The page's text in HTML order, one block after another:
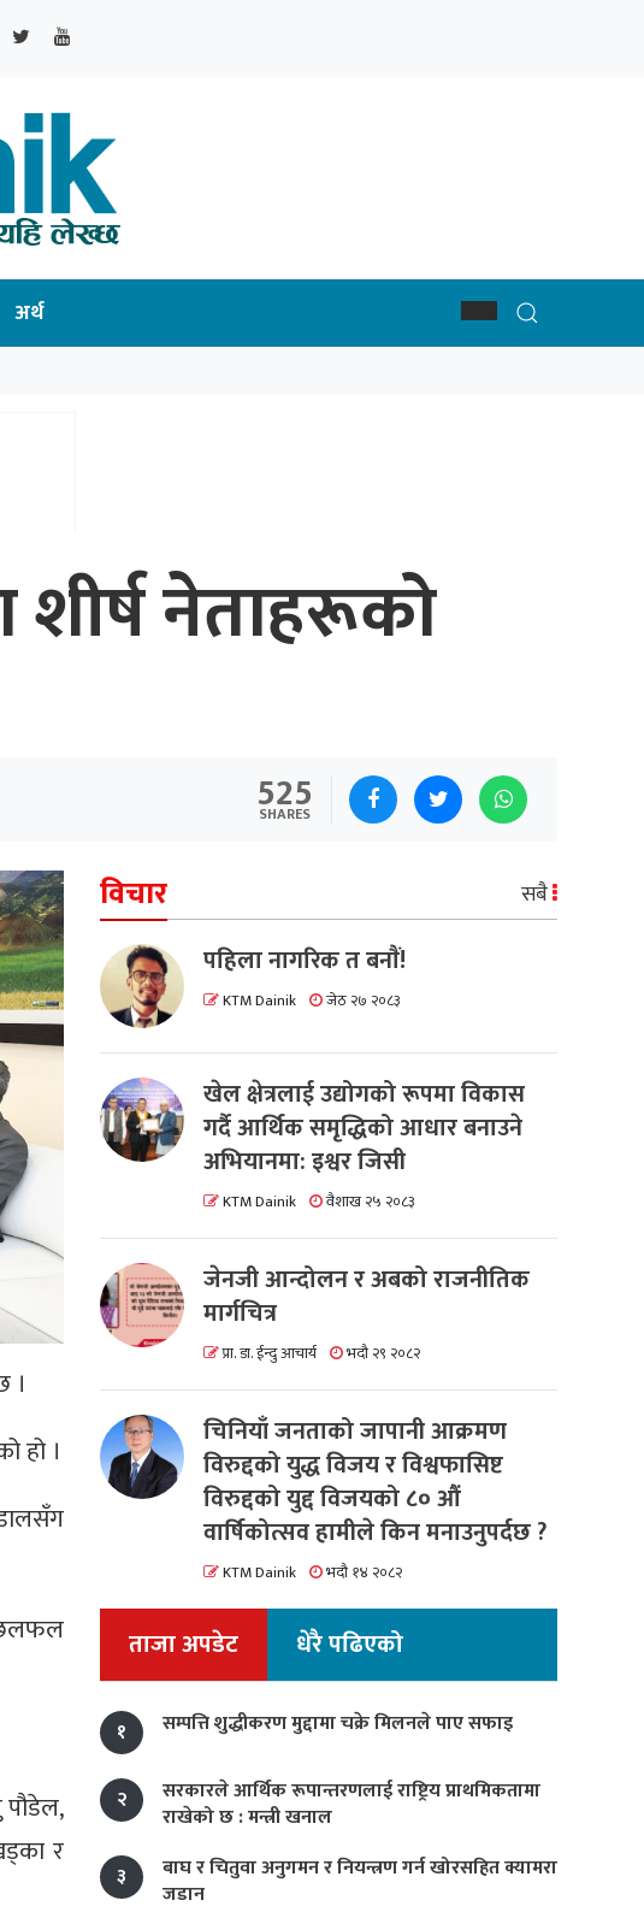
अर्थ
नेताहरूको
525
SHARES
।
हो ।
छलफल
पौडेल,
र
विचार सबै
पहिला नागरिक त बनाैं!
KTM Dainik जेठ २७ २०८३
खेल क्षेत्रलाई उद्योगको रूपमा विकास
गर्दै आर्थिक समृद्धिको आधार बनाउने
अभियानमा: इश्वर जिसी
KTM Dainik वैशाख २५ २०८३
जेनजी आन्दोलन र अबको राजनीतिक
मार्गचित्र
प्रा. डा. ईन्दु आचार्य भदौ २९ २०८२
चिनियाँ जनताको जापानी आक्रमण
विरुद्दको युद्ध विजय र विश्वफासिष्ट
विरुद्दको युद्द विजयको ८० औं
वार्षिकोत्सव हामीले किन मनाउनुपर्दछ ?
KTM Dainik भदौ १४ २०८२
ताजा अपडेट धेरै पढिएको
१ सम्पत्ति शुद्धीकरण मुद्दामा चक्रे मिलनले पाए सफाइ
२
सरकारले आर्थिक रूपान्तरणलाई राष्ट्रिय प्राथमिकतामा
राखेको छ : मन्त्री खनाल
३
बाघ र चितुवा अनुगमन र नियन्त्रण गर्न खोरसहित क्यामरा
जडान